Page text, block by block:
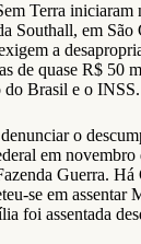
Terra iniciaram
Southall, em
a
de quase R$ 50
do Brasil e o INSS.
o
em novembro
Guerra. Há
se em assentar
foi assentada